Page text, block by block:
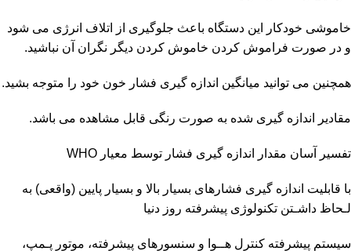
خاموشی خودکار این دستگاه باعث جلوگیری از اتلاف انرژی می شود
و در صورت فراموش کردن خاموش کردن دیگر نگران آن نباشید.
همچنین می توانید میانگین اندازه گیری فشار خون خود را متوجه بشید.
مقادیر اندازه گیری شده به صورت رنگی قابل مشاهده می باشد.
تفسیر آسان مقدار اندازه گیری فشار توسط معیار WHO
با قابلیت اندازه گیری فشارهای بسیار بالا و بسیار پایین (واقعی) به
لـحاظ داشـتن تکنولوژی پیشرفته روز دنیا
سیستم پیشرفته کنترل هــوا و سنسورهای پیشرفته، موتور پـمپ،